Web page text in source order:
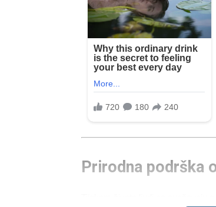
Prirodna podrška